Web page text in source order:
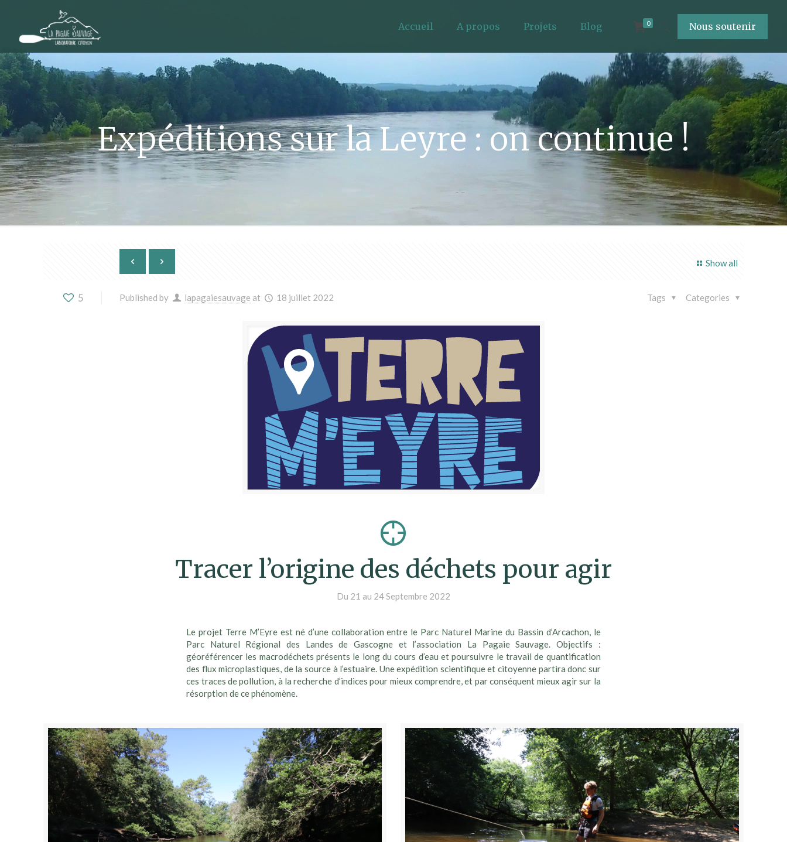
Accueil A propos Projets Blog 0 Nous soutenir
Expéditions sur la Leyre : on continue !
Show all
5 Published by lapagaiesauvage at 18 juillet 2022 Categories
Tags
Tracer l’origine des déchets pour agir
Du 21 au 24 Septembre 2022
Le projet Terre M’Eyre est né d’une collaboration entre le Parc Naturel Marine du Bassin d’Arcachon, le
Parc Naturel Régional des Landes de Gascogne et l’association La Pagaie Sauvage. Objectifs :
géoréférencer les macrodéchets présents le long du cours d’eau et poursuivre le travail de quantification
des flux microplastiques, de la source à l’estuaire. Une expédition scientifique et citoyenne partira donc sur
ces traces de pollution, à la recherche d’indices pour mieux comprendre, et par conséquent mieux agir sur la
résorption de ce phénomène.